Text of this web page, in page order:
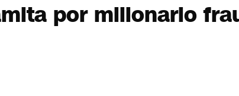
por millonario